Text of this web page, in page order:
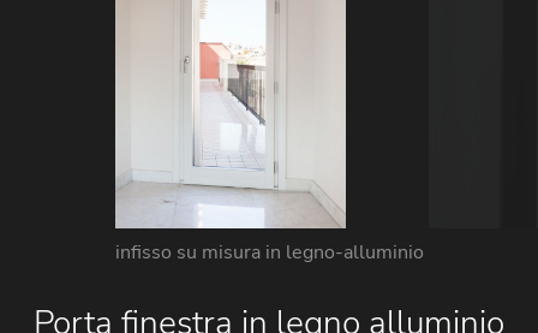
infisso su misura in legno-alluminio
Porta finestra in legno alluminio